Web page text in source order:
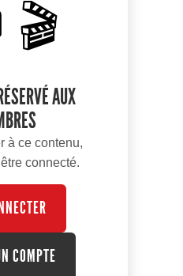
🎬
AUX
à ce contenu,
connecté.
COMPTE